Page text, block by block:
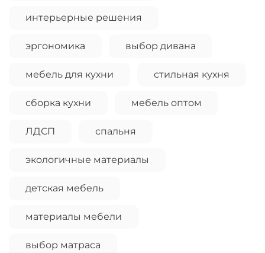
интерьерные решения
эргономика выбор дивана
мебель для кухни стильная кухня
сборка кухни мебель оптом
ЛДСП спальня
экологичные материалы
детская мебель
материалы мебели
выбор матраса